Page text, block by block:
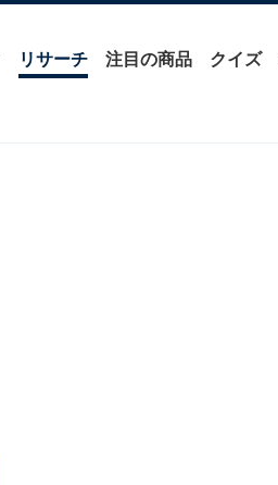
リサーチ 注目の商品 クイズ